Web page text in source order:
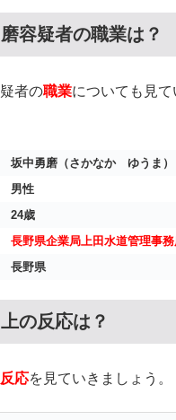
容疑者の職業は？
者の職業についても見て
坂中勇磨（さかなか ゆうま）
男性
24歳
長野県企業局上田水道管理事
長野県
の反応は？
応を見ていきましょう。